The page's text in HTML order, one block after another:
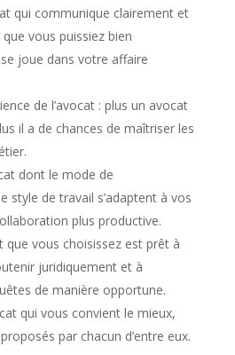
qui communique clairement et
vous puissiez bien
joue dans votre affaire
de l’avocat : plus un avocat
il a de chances de maîtriser les
dont le mode de
style de travail s’adaptent à vos
plus productive.
que vous choisissez est prêt à
juridiquement et à
de manière opportune.
qui vous convient le mieux,
par chacun d’entre eux.